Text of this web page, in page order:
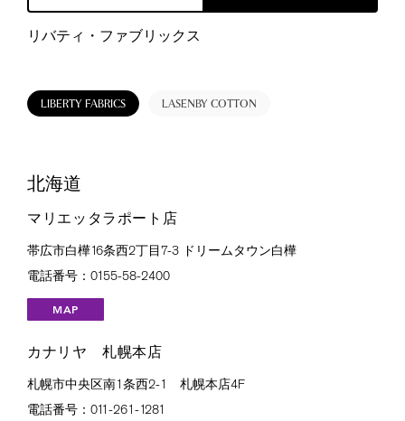
リバティ・ファブリックス
LIBERTY FABRICS LASENBY COTTON
北海道
マリエッタラポート店
帯広市白樺16条西2丁目7-3 ドリームタウン白樺
電話番号：0155-58-2400
MAP
カナリヤ 札幌本店
札幌市中央区南1条西2-1 札幌本店4F
電話番号：011-261-1281